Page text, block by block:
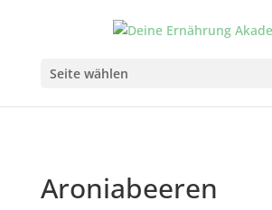
Seite wählen
Aroniabeeren